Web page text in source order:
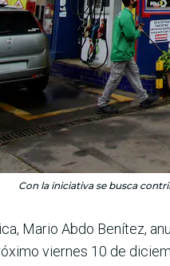
Con la iniciativa se busca
Mario Abdo Benítez,
viernes 10 de